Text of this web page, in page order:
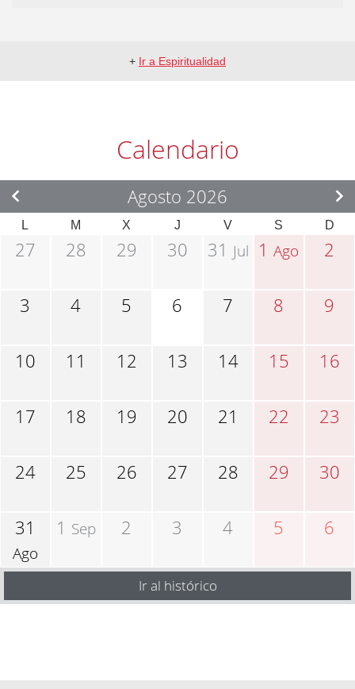
+ Ir a Espiritualidad
Calendario
Agosto 2026
L M X J V S D
27 28 29 30 31 Jul 1Ago 2
3 4 5 6 7 8 9
10 11 12 13 14 15 16
17 18 19 20 21 22 23
24 25 26 27 28 29 30
31
Ago
1 Sep 2 3 4 5 6
Ir al histórico